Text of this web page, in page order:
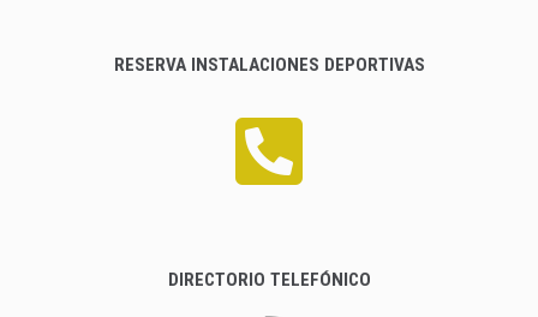
RESERVA INSTALACIONES DEPORTIVAS
DIRECTORIO TELEFÓNICO